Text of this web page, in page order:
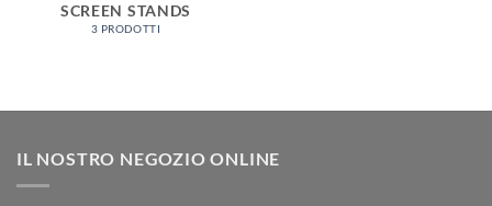
SCREEN STANDS
3 PRODOTTI
IL NOSTRO NEGOZIO ONLINE